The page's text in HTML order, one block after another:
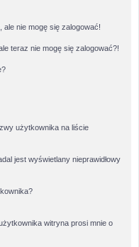
ale nie mogę się zalogować!
teraz nie mogę się zalogować?!
użytkownika na liście
jest wyświetlany nieprawidłowy
witryna prosi mnie o